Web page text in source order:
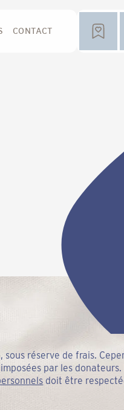
CONTACT
réserve de frais.
par les donateurs.
doit être